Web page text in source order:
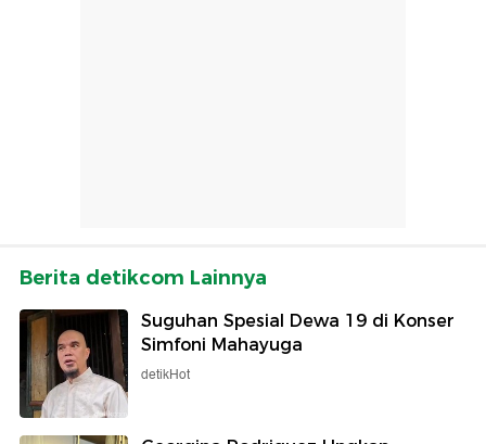
Berita detikcom Lainnya
Suguhan Spesial Dewa 19 di Konser
Simfoni Mahayuga
detikHot